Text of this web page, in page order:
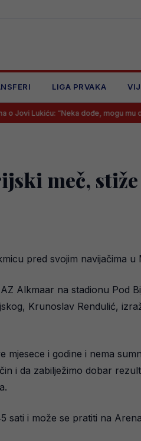
LIGA PRVAKA
“Neka dođe, mogu mu dati 30.000
meč,
pred svojim navijačima u
Alkmaar na stadionu Pod
Krunoslav Rendulić,
mjesece i godine i nema
i da zabilježimo dobar
sati i može se pratiti na